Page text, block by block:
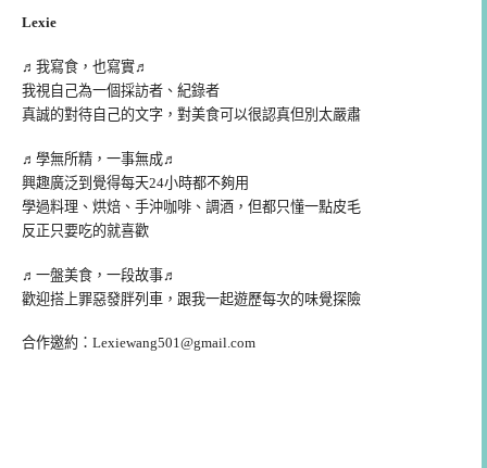
Lexie
♬我寫食，也寫實♬
我視自己為一個採訪者、紀錄者
真誠的對待自己的文字，對美食可以很認真但別太嚴肅
♬學無所精，一事無成♬
興趣廣泛到覺得每天24小時都不夠用
學過料理、烘焙、手沖咖啡、調酒，但都只懂一點皮毛
反正只要吃的就喜歡
♬一盤美食，一段故事♬
歡迎搭上罪惡發胖列車，跟我一起遊歷每次的味覺探險
合作邀約： Lexiewang501@gmail.com